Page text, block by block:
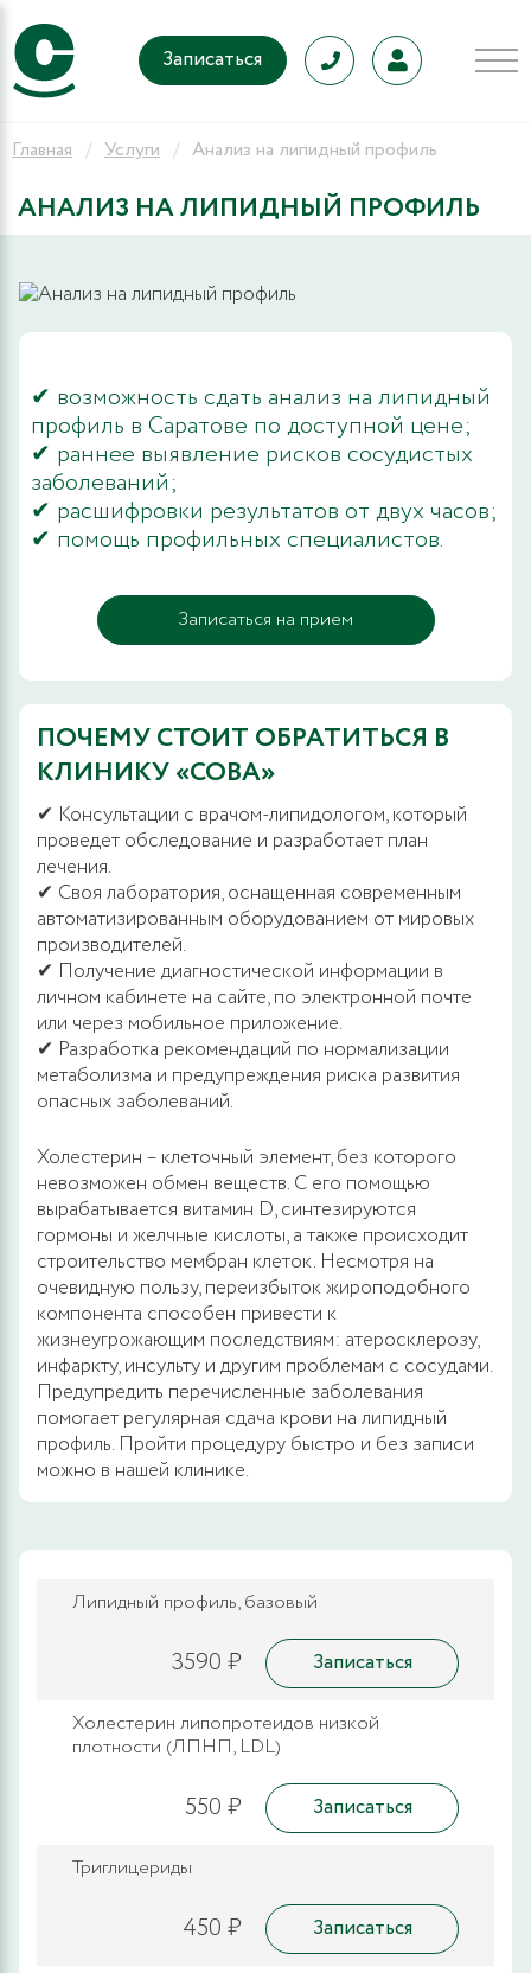
Записаться
Главная Услуги Анализ на липидный профиль
АНАЛИЗ НА ЛИПИДНЫЙ ПРОФИЛЬ
✔ возможность сдать анализ на липидный
профиль в Саратове по доступной цене;
✔ раннее выявление рисков сосудистых
заболеваний;
✔ расшифровки результатов от двух часов;
✔ помощь профильных специалистов.
Записаться на прием
ПОЧЕМУ СТОИТ ОБРАТИТЬСЯ В
КЛИНИКУ «СОВА»
✔ Консультации с врачом-липидологом, который
проведет обследование и разработает план
лечения.
✔ Своя лаборатория, оснащенная современным
автоматизированным оборудованием от мировых
производителей.
✔ Получение диагностической информации в
личном кабинете на сайте, по электронной почте
или через мобильное приложение.
✔ Разработка рекомендаций по нормализации
метаболизма и предупреждения риска развития
опасных заболеваний.
Холестерин – клеточный элемент, без которого
невозможен обмен веществ. С его помощью
вырабатывается витамин D, синтезируются
гормоны и желчные кислоты, а также происходит
строительство мембран клеток. Несмотря на
очевидную пользу, переизбыток жироподобного
компонента способен привести к
жизнеугрожающим последствиям: атеросклерозу,
инфаркту, инсульту и другим проблемам с сосудами.
Предупредить перечисленные заболевания
помогает регулярная сдача крови на липидный
профиль. Пройти процедуру быстро и без записи
можно в нашей клинике.
Липидный профиль, базовый
3590 ₽ Записаться
Холестерин липопротеидов низкой
плотности (ЛПНП, LDL)
550 ₽ Записаться
Триглицериды
450 ₽ Записаться